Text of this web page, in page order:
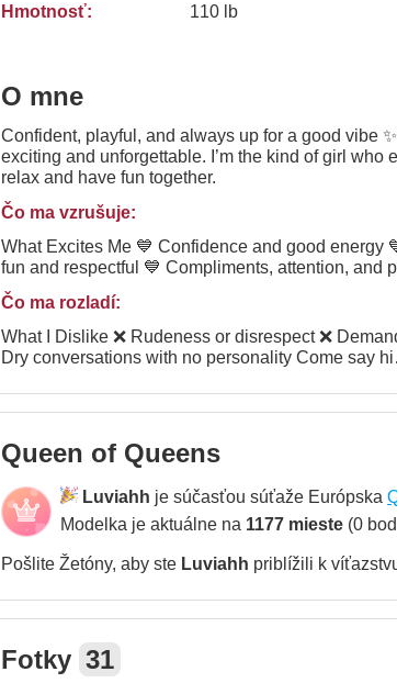
Hmotnosť:
110 lb
O mne
Confident, playful, and always up for a good vibe
exciting and unforgettable. I’m the kind of girl
relax and have fun together.
Čo ma vzrušuje:
What Excites Me 💙 Confidence and good energy 💙 Flirty conversations that build tension 💙 People who know how to keep things
fun and respectful 💙 Compliments, attention, and
Čo ma rozladí:
What I Dislike ❌ Rudeness or disrespect ❌ Demanding behavior ❌ Drama and negativity ❌ People who don’t know boundaries ❌
Dry conversations with
Queen of Queens
Luviahh je súčasťou súťaže Európska
Modelka je aktuálne na 1177 mieste (0
Pošlite Žetóny, aby ste Luviahh priblížili k
Fotky 31